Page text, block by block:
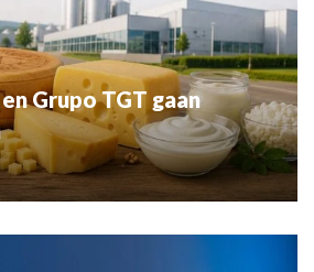
Grupo TGT gaan